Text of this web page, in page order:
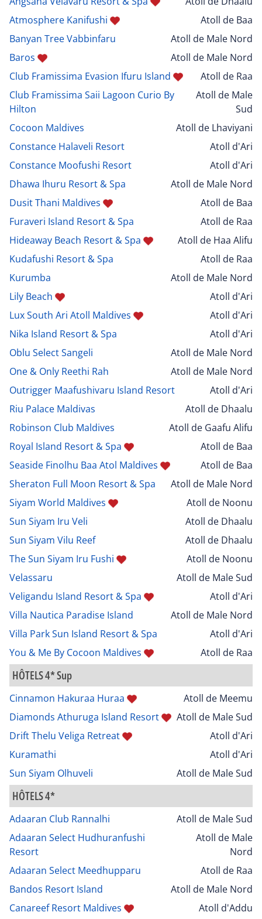
Atmosphere Kanifushi
Atoll de Baa
Banyan Tree Vabbinfaru
Atoll de Male Nord
Baros
Atoll de Male Nord
Club Framissima Evasion Ifuru Island
Atoll de Raa
Club Framissima Saii Lagoon Curio By
Hilton
Atoll de Male
Sud
Cocoon Maldives
Atoll de Lhaviyani
Constance Halaveli Resort
Atoll d'Ari
Constance Moofushi Resort
Atoll d'Ari
Dhawa Ihuru Resort & Spa
Atoll de Male Nord
Dusit Thani Maldives
Atoll de Baa
Furaveri Island Resort & Spa
Atoll de Raa
Hideaway Beach Resort & Spa
Atoll de Haa Alifu
Kudafushi Resort & Spa
Atoll de Raa
Kurumba
Atoll de Male Nord
Lily Beach
Atoll d'Ari
Lux South Ari Atoll Maldives
Atoll d'Ari
Nika Island Resort & Spa
Atoll d'Ari
Oblu Select Sangeli
Atoll de Male Nord
One & Only Reethi Rah
Atoll de Male Nord
Outrigger Maafushivaru Island Resort
Atoll d'Ari
Riu Palace Maldivas
Atoll de Dhaalu
Robinson Club Maldives
Atoll de Gaafu Alifu
Royal Island Resort & Spa
Atoll de Baa
Seaside Finolhu Baa Atol Maldives
Atoll de Baa
Sheraton Full Moon Resort & Spa
Atoll de Male Nord
Siyam World Maldives
Atoll de Noonu
Sun Siyam Iru Veli
Atoll de Dhaalu
Sun Siyam Vilu Reef
Atoll de Dhaalu
The Sun Siyam Iru Fushi
Atoll de Noonu
Velassaru
Atoll de Male Sud
Veligandu Island Resort & Spa
Atoll d'Ari
Villa Nautica Paradise Island
Atoll de Male Nord
Villa Park Sun Island Resort & Spa
Atoll d'Ari
You & Me By Cocoon Maldives
Atoll de Raa
HÔTELS 4* Sup
Cinnamon Hakuraa Huraa
Atoll de Meemu
Diamonds Athuruga Island Resort
Atoll de Male Sud
Drift Thelu Veliga Retreat
Atoll d'Ari
Kuramathi
Atoll d'Ari
Sun Siyam Olhuveli
Atoll de Male Sud
HÔTELS 4*
Adaaran Club Rannalhi
Atoll de Male Sud
Adaaran Select Hudhuranfushi
Resort
Atoll de Male
Nord
Adaaran Select Meedhupparu
Atoll de Raa
Bandos Resort Island
Atoll de Male Nord
Canareef Resort Maldives
Atoll d'Addu